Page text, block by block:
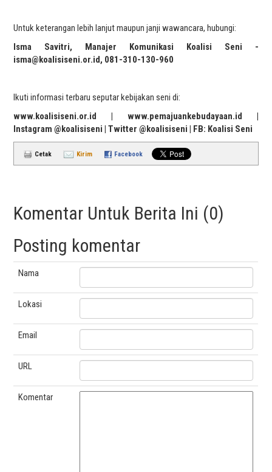
Untuk keterangan lebih lanjut maupun janji wawancara, hubungi:
Isma Savitri, Manajer Komunikasi Koalisi Seni -
isma@koalisiseni.or.id, 081-310-130-960
Ikuti informasi terbaru seputar kebijakan seni di:
www.koalisiseni.or.id | www.pemajuankebudayaan.id |
Instagram @koalisiseni | Twitter @koalisiseni | FB: Koalisi Seni
Cetak Kirim Facebook
Komentar Untuk Berita Ini (0)
Posting komentar
Nama
Lokasi
Email
URL
Komentar